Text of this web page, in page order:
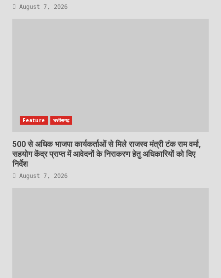
August 7, 2026
Feature छत्तीसगढ़
500 से अधिक भाजपा कार्यकर्ताओं से मिले राजस्व मंत्री टंक राम वर्मा,
सहयोग केंद्र प्राप्त में आवेदनों के निराकरण हेतु अधिकारियों को दिए
निर्देश
August 7, 2026